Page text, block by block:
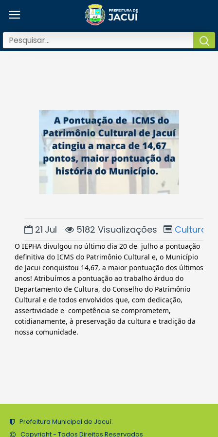
21 Jul 5182 Visualizações Cultura
O IEPHA divulgou no último dia 20 de  julho a pontuação
definitiva do ICMS do Patrimônio Cultural e, o Município
de Jacui conquistou 14,67, a maior pontuação dos últimos
anos! Atribuímos a pontuação ao trabalho árduo do
Departamento de Cultura, do Conselho do Patrimônio
Cultural e de todos envolvidos que, com dedicação,
assertividade e  competência se comprometem,
cotidianamente, à preservação da cultura e tradição da
nossa comunidade.
Prefeitura Municipal de Jacuí.
Copyright - Todos Direitos Reservados